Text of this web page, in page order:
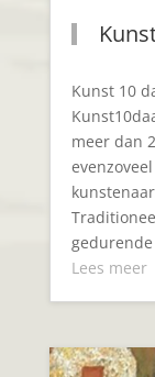
Kunst 10
meer dan
Lees meer